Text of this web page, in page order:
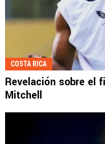
COSTA RICA
Revelación sobre el
Mitchell